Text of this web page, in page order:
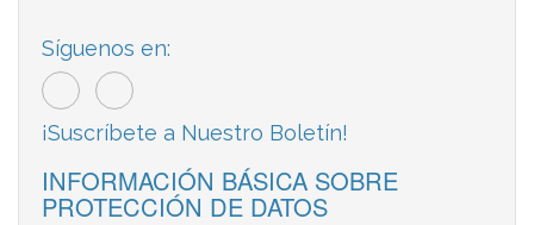
Síguenos en:
¡Suscríbete a Nuestro Boletín!
INFORMACIÓN BÁSICA SOBRE
PROTECCIÓN DE DATOS